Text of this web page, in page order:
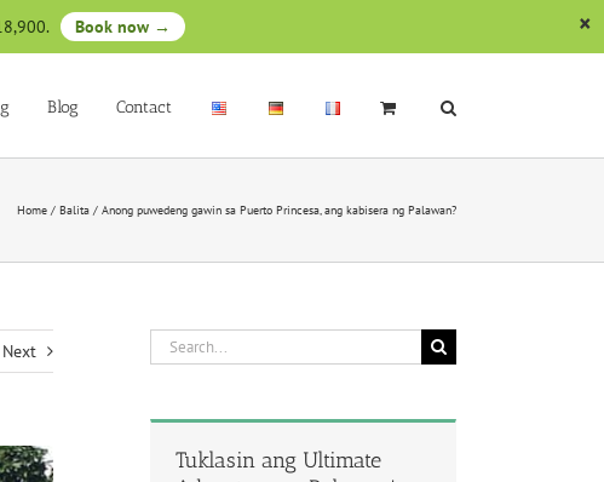
Book now →
Blog Contact
Home / Balita / Anong puwedeng gawin sa Puerto Princesa, ang kabisera ng Palawan?
Next
Search
for:
Tuklasin ang Ultimate